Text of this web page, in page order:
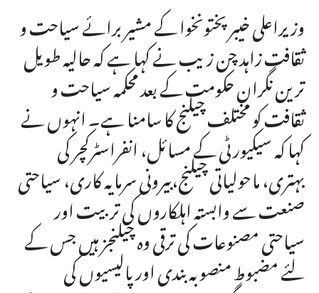
وزیراعلی خیبرپختونخوا کے مشیر برائے سیاحت و
ثقافت زاہد چن زیب نے کہا ہے کہ حالیہ طویل
ترین نگران حکومت کے بعد محکمہ سیاحت و
ثقافت کو مختلف چیلنج کا سامنا ہے۔ انہوں نے
کہا کہ سیکیورٹی کے مسائل، انفراسٹرکچر کی
بہتری، ماحولیاتی چیلنج،بیرونی سرمایہ کاری، سیاحتی
صنعت سے وابستہ اہلکاروں کی تربیت اور
سیاحتی مصنوعات کی ترقی وہ چیلنجز ہیں جس کے
لئے مضبوط منصوبہ بندی اور پالیسیوں کی